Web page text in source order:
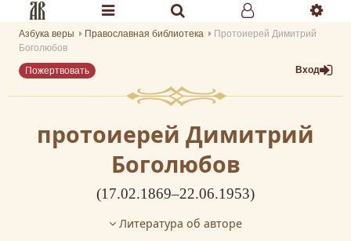
Разделы портала «Азбука веры»
Главная
Библиотеки
Азбука веры Православная библиотека
Протоиерей Димитрий
Боголюбов
Пожертвовать Вход
протоиерей Димитрий
Боголюбов
(17.02.1869–22.06.1953)
Литература об авторе